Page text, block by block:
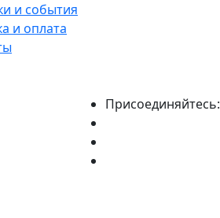
и события
и оплата
Присоединяйтесь: